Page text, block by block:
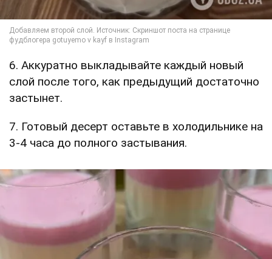
6. Аккуратно выкладывайте каждый новый
слой после того, как предыдущий достаточно
застынет.
7. Готовый десерт оставьте в холодильнике на
3-4 часа до полного застывания.